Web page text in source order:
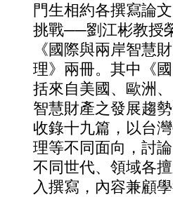
門生相約各撰寫論
挑戰──劉江彬教授
《國際與兩岸智慧
理》兩冊。其中《
括來自美國、歐洲
智慧財產之發展趨
收錄十九篇，以台
理等不同面向，討
不同世代、領域各
入撰寫，內容兼顧